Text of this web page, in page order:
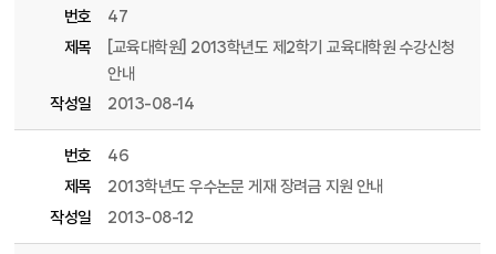
번호
47
제목
[교육대학원] 2013학년도 제2학기 교육대학원 수강신청
안내
작성일
2013-08-14
번호
46
제목
2013학년도 우수논문 게재 장려금 지원 안내
작성일
2013-08-12